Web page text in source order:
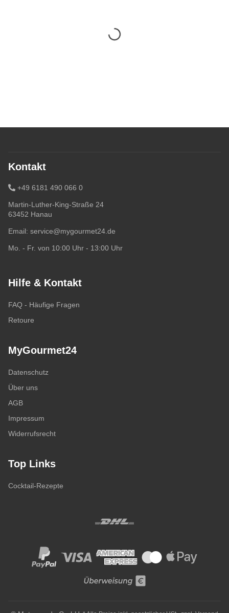
Kontakt
+49 6181 490 066 0
Martin-Luther-King-Straße 24
63452 Hanau
Email: service@mygourmet24.de
Mo. - Fr. von 10:00 Uhr - 13:00 Uhr
Hilfe & Kontakt
FAQ - Häufige Fragen
Retoure
MyGourmet24
Datenschutz
Über uns
AGB
Impressum
Widerrufsrecht
Top Links
Cocktail-Rezepte